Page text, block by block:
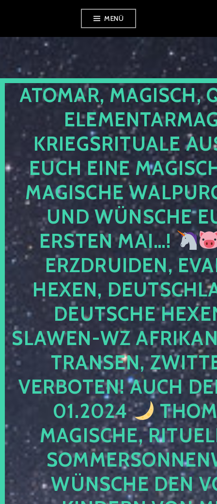
springen
MENÜ
ATOMAR, MAGISCH,
KRIEGSRITUALE
EUCH EINE
MAGISCHE
UND WÜNSCHE
ERSTEN MAI…!
ERZDRUIDEN,
HEXEN,
DEUTSCHE
SLAWEN-WZ
TRANSEN,
VERBOTEN! AUCH
01.2024
MAGISCHE,
WÜNSCHE DEN